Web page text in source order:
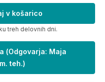
v košarico
treh delovnih dni.
(Odgovarja: Maja
teh.)